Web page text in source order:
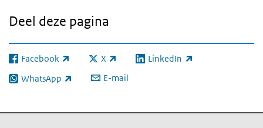
Deel deze pagina
Facebook
(externe link) X
(externe link) LinkedIn
(externe link)
WhatsApp
(externe link) E-mail